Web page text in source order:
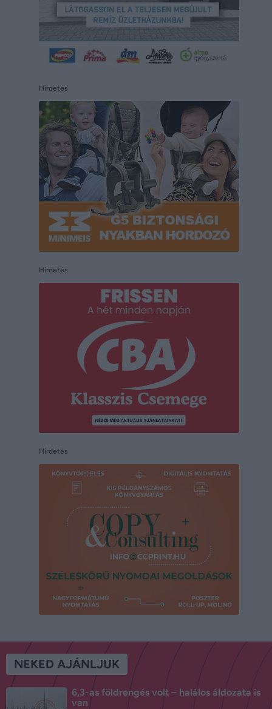
Hirdetés
Hirdetés
Hirdetés
NEKED AJÁNLJUK
6,3-as földrengés volt – halálos áldozata is
van